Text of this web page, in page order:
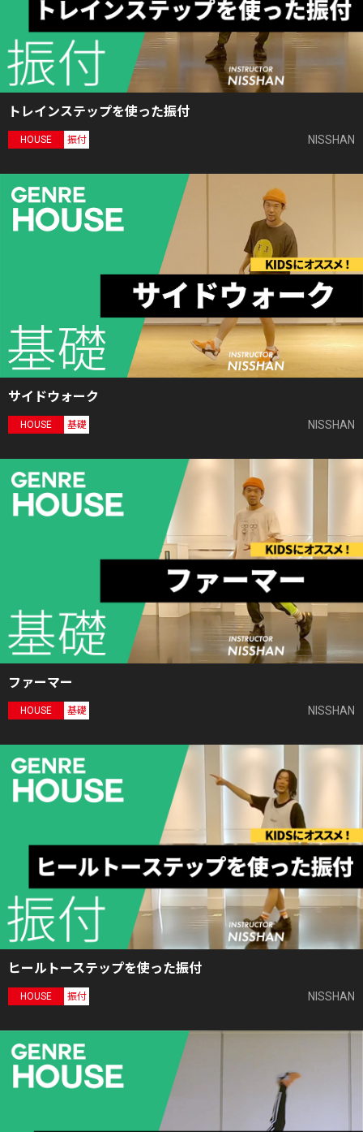
トレインステップを使った振付
HOUSE 振付 NISSHAN
サイドウォーク
HOUSE 基礎 NISSHAN
ファーマー
HOUSE 基礎 NISSHAN
ヒールトーステップを使った振付
HOUSE 振付 NISSHAN